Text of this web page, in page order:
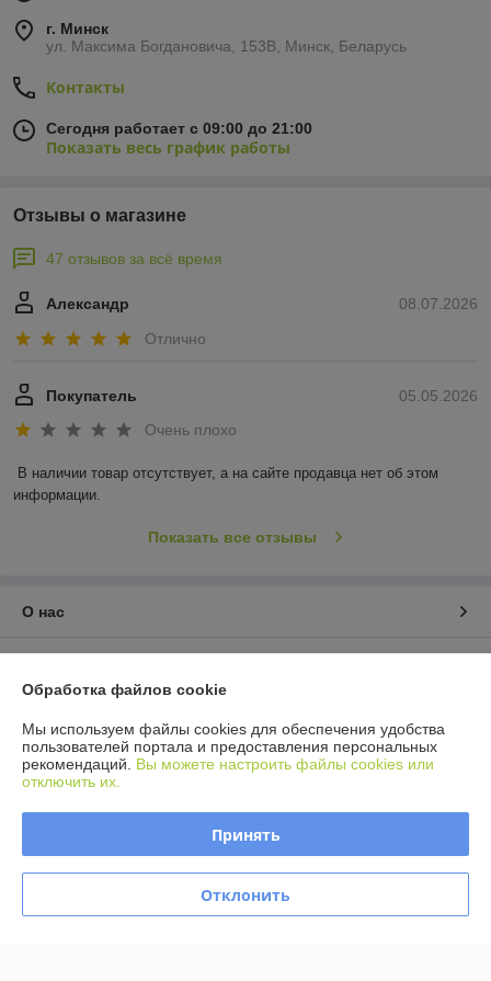
г. Минск
ул. Максима Богдановича, 153В, Минск, Беларусь
Контакты
Сегодня работает с 09:00 до 21:00
Показать весь график работы
Отзывы о магазине
47 отзывов за всё время
08.07.2026
Александр
Отлично
05.05.2026
Покупатель
Очень плохо
В наличии товар отсутствует, а на сайте продавца нет об этом
информации.
Показать все отзывы
О нас
График работы
Полная версия сайта
Политика обработки cookies
Сайт создан на платформе Deal.by
Обработка файлов cookie
Мы используем файлы cookies для обеспечения удобства
пользователей портала и предоставления персональных
рекомендаций. Вы можете настроить файлы cookies или
отключить их.
Принять
Отклонить